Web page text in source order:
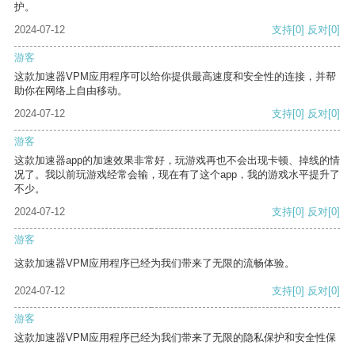
护。
2024-07-12
支持[0] 反对[0]
游客
这款加速器VPM应用程序可以给你提供最高速度和安全性的连接，并帮
助你在网络上自由移动。
2024-07-12
支持[0] 反对[0]
游客
这款加速器app的加速效果非常好，玩游戏再也不会出现卡顿、掉线的情
况了。我以前玩游戏经常会输，现在有了这个app，我的游戏水平提升了
不少。
2024-07-12
支持[0] 反对[0]
游客
这款加速器VPM应用程序已经为我们带来了无限的流畅体验。
2024-07-12 支持[0] 反对[0]
游客
这款加速器VPM应用程序已经为我们带来了无限的隐私保护和安全性保